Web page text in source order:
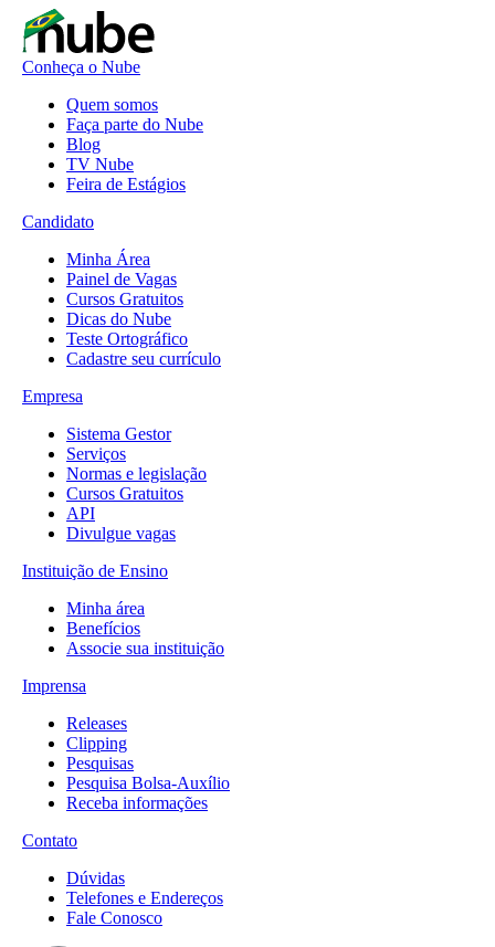
Conheça o Nube
Quem somos
Faça parte do Nube
Blog
TV Nube
Feira de Estágios
Candidato
Minha Área
Painel de Vagas
Cursos Gratuitos
Dicas do Nube
Teste Ortográfico
Cadastre seu currículo
Empresa
Sistema Gestor
Serviços
Normas e legislação
Cursos Gratuitos
API
Divulgue vagas
Instituição de Ensino
Minha área
Benefícios
Associe sua instituição
Imprensa
Releases
Clipping
Pesquisas
Pesquisa Bolsa-Auxílio
Receba informações
Contato
Dúvidas
Telefones e Endereços
Fale Conosco